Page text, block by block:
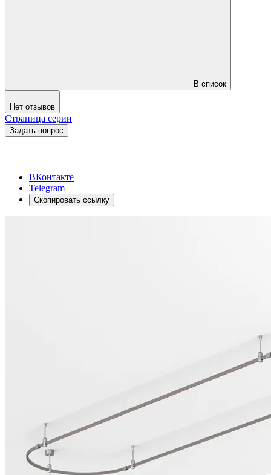
В список
Нет отзывов
Страница серии
Задать вопрос
ВКонтакте
Telegram
Скопировать ссылку